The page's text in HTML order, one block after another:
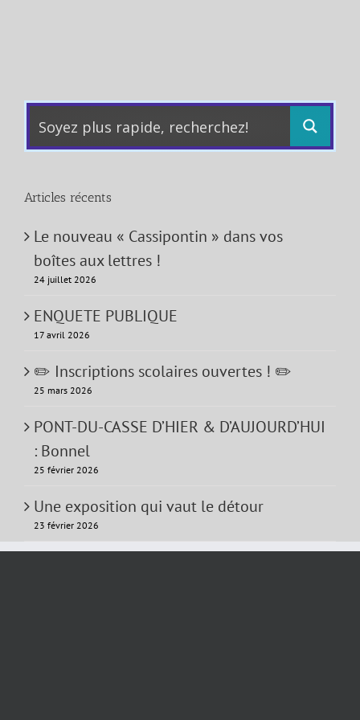
Articles récents
Le nouveau « Cassipontin » dans vos
boîtes aux lettres !
24 juillet 2026
ENQUETE PUBLIQUE
17 avril 2026
✏️ Inscriptions scolaires ouvertes ! ✏️
25 mars 2026
PONT-DU-CASSE D’HIER & D’AUJOURD’HUI
: Bonnel
25 février 2026
Une exposition qui vaut le détour
23 février 2026